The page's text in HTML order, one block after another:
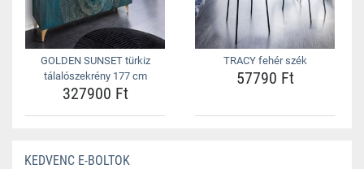
GOLDEN SUNSET türkiz
tálalószekrény 177 cm
327900 Ft
TRACY fehér szék
57790 Ft
KEDVENC E-BOLTOK